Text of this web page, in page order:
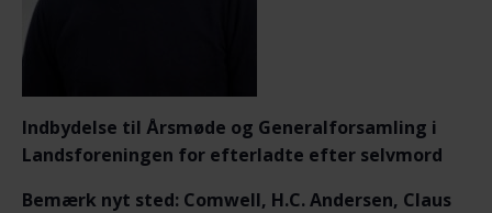
Indbydelse til Årsmøde og Generalforsamling i
Landsforeningen for efterladte efter selvmord
Bemærk nyt sted: Comwell, H.C. Andersen, Claus